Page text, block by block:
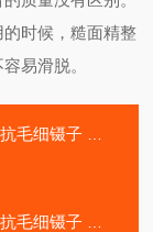
时候，糙面精整
易滑脱。
子 自锁镊子
子 反向镊子